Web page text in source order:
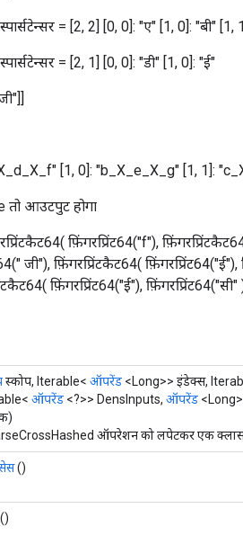
= [2, 2] [0, 0]: "ए" [1, 0]: "बी" [1,
= [2, 1] [0, 0]: "डी" [1, 0]: "ई"
[1, 0]: "b_X_e_X_g" [1, 1]:
तो आउटपुट होगा
फ़िंगरप्रिंट64("f"),
जी"), फ़िंगरप्रिंटकैट64(
फ़िंगरप्रिंट64("ई"), फ़िंगरप्रिंट64("सी"
स्कोप, Iterable< ऑपरेंड <Long>> इंडेक्स,
ऑपरेंड <?>> DensInputs, ऑपरेंड
ऑपरेशन को लपेटकर एक क्लास
()
()